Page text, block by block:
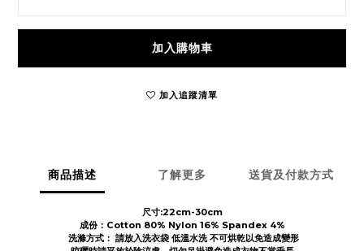
加入購物車
加入追蹤清單
商品描述 了解更多 送貨及付款方式
尺寸:22cm-30cm
成份：Cotton 80% Nylon 16% Spandex 4%
洗滌方式： 請放入洗衣袋 低溫水洗 不可烘乾以免造成變形